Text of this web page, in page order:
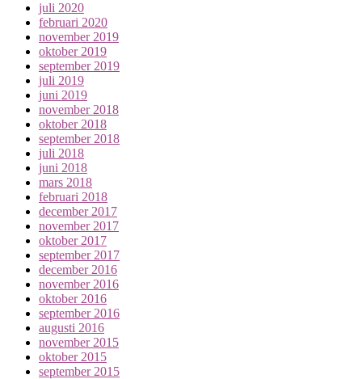
juli 2020
februari 2020
november 2019
oktober 2019
september 2019
juli 2019
juni 2019
november 2018
oktober 2018
september 2018
juli 2018
juni 2018
mars 2018
februari 2018
december 2017
november 2017
oktober 2017
september 2017
december 2016
november 2016
oktober 2016
september 2016
augusti 2016
november 2015
oktober 2015
september 2015